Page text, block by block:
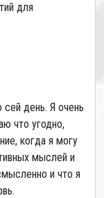
для
сей день. Я очень
что угодно,
когда я могу
мыслей и
и что я